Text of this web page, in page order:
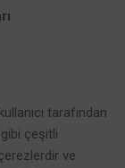
tarafından
çeşitli
ve